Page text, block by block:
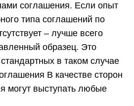
соглашения. Если опыт
типа соглашений по
– лучше всего
образец. Это
в таком случае
В качестве сторон
могут выступать любые